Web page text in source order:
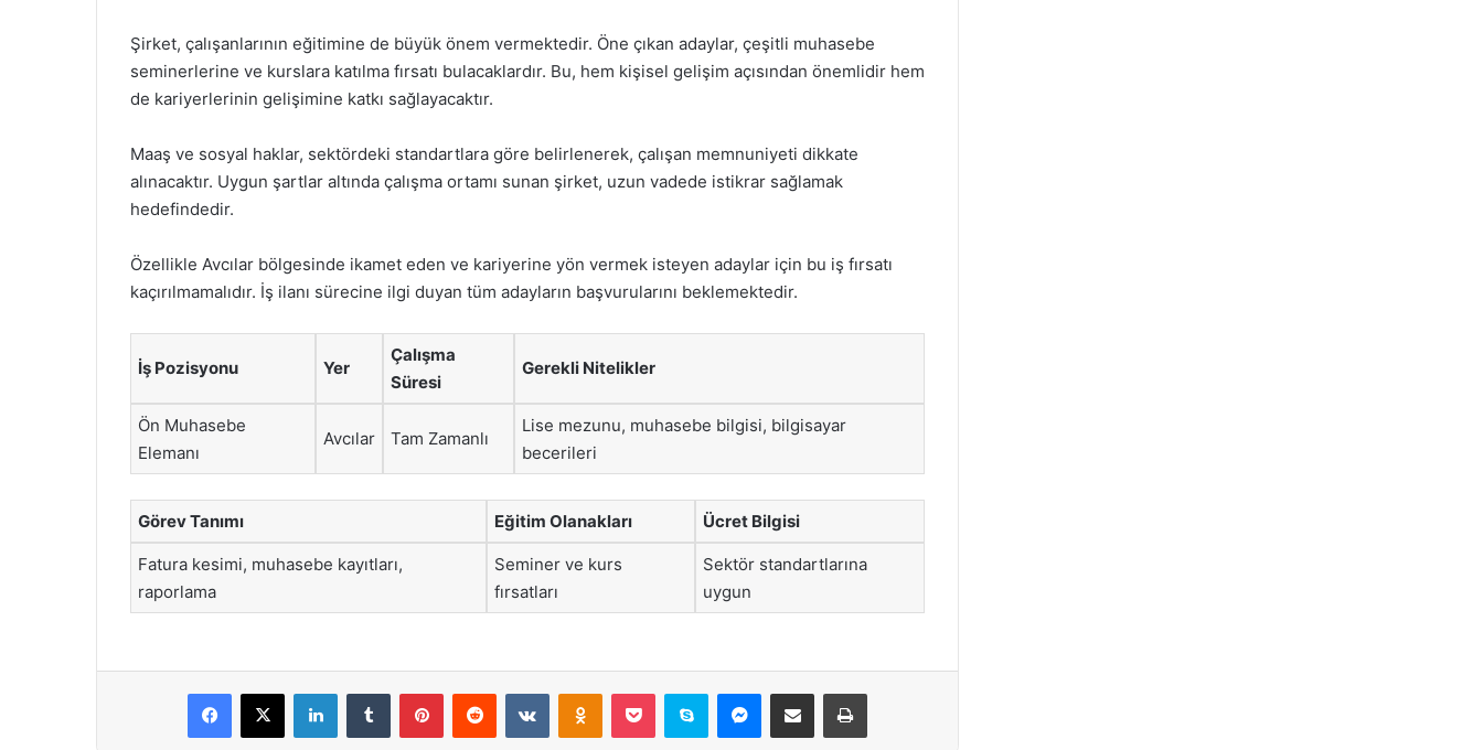
Şirket, çalışanlarının eğitimine de büyük önem vermektedir. Öne çıkan adaylar, çeşitli muhasebe
seminerlerine ve kurslara katılma fırsatı bulacaklardır. Bu, hem kişisel gelişim açısından önemlidir hem
de kariyerlerinin gelişimine katkı sağlayacaktır.
Maaş ve sosyal haklar, sektördeki standartlara göre belirlenerek, çalışan memnuniyeti dikkate
alınacaktır. Uygun şartlar altında çalışma ortamı sunan şirket, uzun vadede istikrar sağlamak
hedefindedir.
Özellikle Avcılar bölgesinde ikamet eden ve kariyerine yön vermek isteyen adaylar için bu iş fırsatı
kaçırılmamalıdır. İş ilanı sürecine ilgi duyan tüm adayların başvurularını beklemektedir.
İş Pozisyonu Yer
Çalışma
Süresi
Gerekli Nitelikler
Ön Muhasebe
Elemanı
Avcılar Tam Zamanlı
Lise mezunu, muhasebe bilgisi, bilgisayar
becerileri
Görev Tanımı Eğitim Olanakları Ücret Bilgisi
Fatura kesimi, muhasebe kayıtları,
raporlama
Seminer ve kurs
fırsatları
Sektör standartlarına
uygun
Facebook
X LinkedInTumblr PinterestReddit VKontakteOdnoklassniki
Pocket Skype Messenger
E-Posta ile paylaş Yazdır